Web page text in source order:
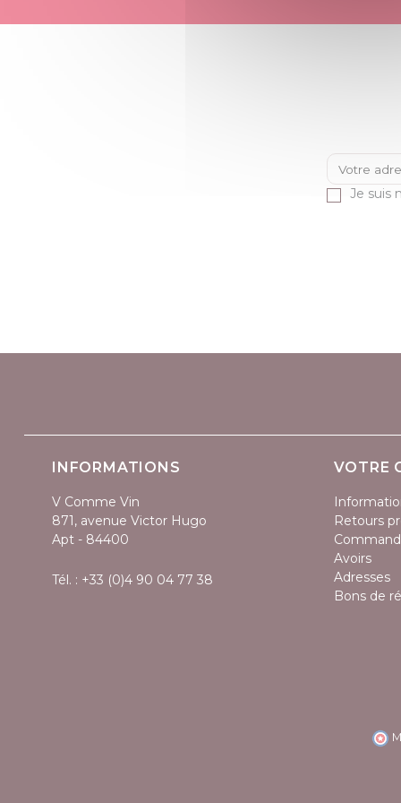
Je suis
INFORMATIONS
V Comme Vin
871, avenue Victor Hugo
Apt - 84400
Tél. : +33 (0)4 90 04 77 38
VOTRE
Retours
Avoirs
Adresses
Bons de